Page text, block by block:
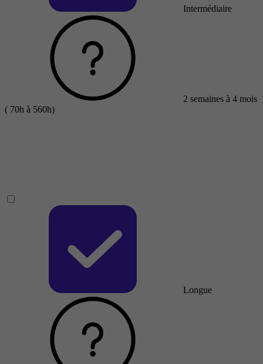
Intermédiaire
2 semaines à 4 mois
( 70h à 560h)
Longue